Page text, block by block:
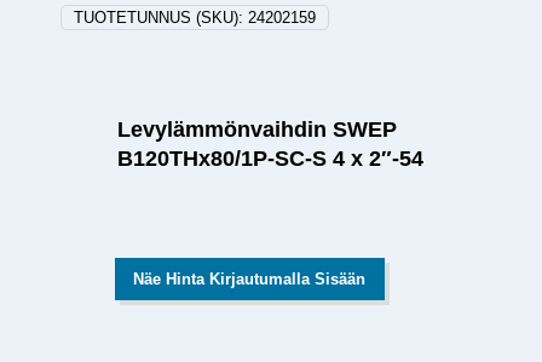
TUOTETUNNUS (SKU): 24202159
Levylämmönvaihdin SWEP
B120THx80/1P-SC-S 4 x 2″-54
Näe Hinta Kirjautumalla Sisään